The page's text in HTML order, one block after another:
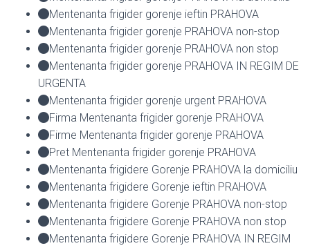
Mentenanta frigider gorenje ieftin PRAHOVA
Mentenanta frigider gorenje PRAHOVA non-stop
Mentenanta frigider gorenje PRAHOVA non stop
Mentenanta frigider gorenje PRAHOVA IN REGIM DE
URGENTA
Mentenanta frigider gorenje urgent PRAHOVA
Firma Mentenanta frigider gorenje PRAHOVA
Firme Mentenanta frigider gorenje PRAHOVA
Pret Mentenanta frigider gorenje PRAHOVA
Mentenanta frigidere Gorenje PRAHOVA la domiciliu
Mentenanta frigidere Gorenje ieftin PRAHOVA
Mentenanta frigidere Gorenje PRAHOVA non-stop
Mentenanta frigidere Gorenje PRAHOVA non stop
Mentenanta frigidere Gorenje PRAHOVA IN REGIM